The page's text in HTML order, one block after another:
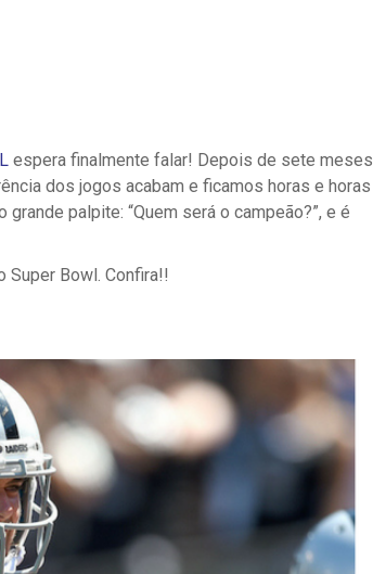
espera finalmente falar! Depois de sete meses
dos jogos acabam e ficamos horas e horas
palpite: “Quem será o campeão?”, e é
Bowl. Confira!!